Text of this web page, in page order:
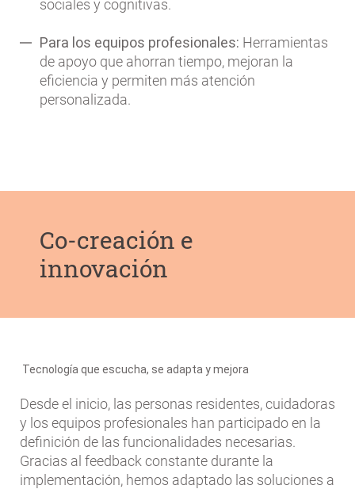
sociales y cognitivas.
Para los equipos profesionales: Herramientas
de apoyo que ahorran tiempo, mejoran la
eficiencia y permiten más atención
personalizada.
Co-creación e
innovación
Tecnología que escucha, se adapta y mejora
Desde el inicio, las personas residentes, cuidadoras
y los equipos profesionales han participado en la
definición de las funcionalidades necesarias.
Gracias al feedback constante durante la
implementación, hemos adaptado las soluciones a